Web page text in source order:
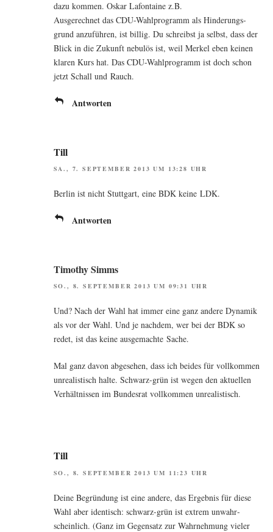
dazu kom­men. Oskar Lafon­taine z.B.
Aus­ge­rech­net das CDU-Wahl­pro­gramm als Hin­de­rungs­
grund anzu­füh­ren, ist bil­lig. Du schreibst ja selbst, dass der
Blick in die Zukunft nebu­lös ist, weil Mer­kel eben kei­nen
kla­ren Kurs hat. Das CDU-Wahl­pro­gramm ist doch schon
jetzt Schall und Rauch.
Antworten
Till
SA., 7. SEPTEMBER 2013 UM 13:28 UHR
Ber­lin ist nicht Stutt­gart, eine BDK kei­ne LDK.
Antworten
Timothy Simms
SO., 8. SEPTEMBER 2013 UM 09:31 UHR
Und? Nach der Wahl hat immer eine ganz ande­re Dyna­mik
als vor der Wahl. Und je nach­dem, wer bei der BDK so
redet, ist das kei­ne aus­ge­mach­te Sache.
Mal ganz davon abge­se­hen, dass ich bei­des für voll­kom­men
unrea­lis­tisch hal­te. Schwarz-grün ist wegen den aktu­el­len
Ver­hält­nis­sen im Bun­des­rat voll­kom­men unrealistisch.
Till
SO., 8. SEPTEMBER 2013 UM 11:23 UHR
Dei­ne Begrün­dung ist eine ande­re, das Ergeb­nis für die­se
Wahl aber iden­tisch: schwarz-grün ist extrem unwahr­
schein­lich. (Ganz im Gegen­satz zur Wahr­neh­mung vie­ler